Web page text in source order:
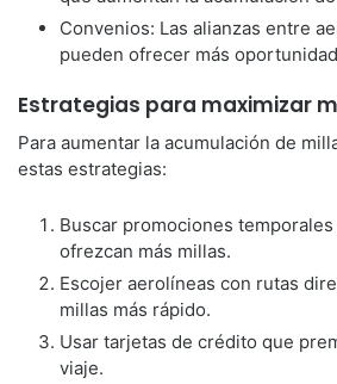
Convenios: Las alianzas entre
pueden ofrecer más
Estrategias para maximizar
Para aumentar la acumulación de
estas estrategias:
Buscar promociones
ofrezcan más millas.
Escojer aerolíneas con rutas
millas más rápido.
Usar tarjetas de crédito que
viaje.